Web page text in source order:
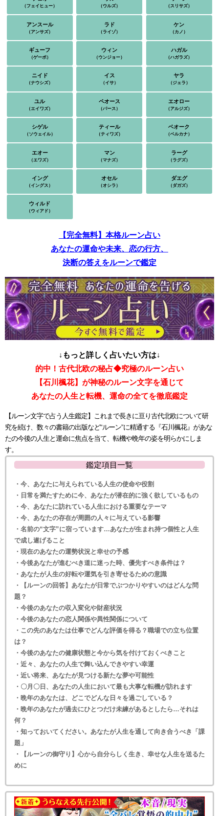
（フェイヒュー） （ウルズ） （スリサズ）
アンスール
（アンサズ）
ラド
（ライゾ）
ケン
（カノ）
ギューフ
（ゲーボ）
ウィン
（ウンジョー）
ハガル
（ハガラズ）
ニイド
（ナウシズ）
イス
（イサ）
ヤラ
（ジェラ）
ユル
（エイワズ）
ペオース
（パース）
エオロー
（アルジズ）
シゲル
（ソウェイル）
ティール
（ティワズ）
ベオーク
（ベルカナ）
エオー
（エワズ）
マン
（マナズ）
ラーグ
（ラグズ）
イング
（イングス）
オセル
（オシラ）
ダエグ
（ダガズ）
ウィルド
（ウィアド）
【完全無料】本格ルーン占い
あなたの運命や未来、恋の行方、
決断の答えをルーンで鑑定
↓もっと詳しく占いたい方は↓
的中！古代北欧の秘占◆究極のルーン占い
【石川楓花】が神秘のルーン文字を通じて
あなたの人生と転機、運命の全てを徹底鑑定
【ルーン文字で占う人生鑑定】これまで長きに亘り古代北欧について研
究を続け、数々の書籍の出版など“ルーン”に精通する『石川楓花』があな
たの今後の人生と運命に焦点を当て、転機や晩年の姿を明らかにしま
す。
鑑定項目一覧
・今、あなたに与えられている人生の使命や役割
・日常を満たすために今、あなたが潜在的に強く欲しているもの
・今、あなたに訪れている人生における重要なテーマ
・今、あなたの存在が周囲の人々に与えている影響
・名前の“文字”に宿っています…あなたが生まれ持つ個性と人生
で成し遂げること
・現在のあなたの運勢状況と幸せの予感
・今後あなたが進むべき道に迷った時、優先すべき条件は？
・あなたが人生の好転や運気を引き寄せるための意識
・【ルーンの回答】あなたが日常でぶつかりやすいのはどんな問
題？
・今後のあなたの収入変化や財産状況
・今後のあなたの恋人関係や異性関係について
・この先のあなたは仕事でどんな評価を得る？職場での立ち位置
は？
・今後のあなたの健康状態と今から気を付けておくべきこと
・近々、あなたの人生で舞い込んできやすい幸運
・近い将来、あなたが見つける新たな夢や可能性
・〇月〇日、あなたの人生において最も大事な転機が訪れます
・晩年のあなたは、どこでどんな日々を過ごしている？
・晩年のあなたが過去にひとつだけ未練があるとしたら…それは
何？
・知っておいてください。あなたが人生を通して向き合うべき「課
題」
・【ルーンの御守り】心から自分らしく生き、幸せな人生を送るた
めに